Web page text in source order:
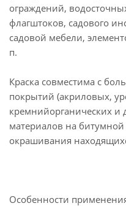
ограждений,
флагштоков, садового
садовой мебели,
п.
Краска совместима с
покрытий (акриловых,
кремнийорганических и
материалов на
окрашивания
Особенности